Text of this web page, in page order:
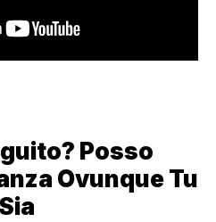
Posso
Ovunque Tu
Sia